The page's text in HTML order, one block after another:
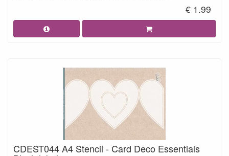
€ 1.99
CDEST044 A4 Stencil - Card Deco Essentials